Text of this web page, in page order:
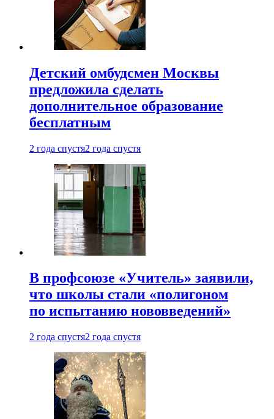
Детский омбудсмен Москвы
предложила сделать
дополнительное образование
бесплатным
2 года спустя2 года спустя
В профсоюзе «Учитель» заявили,
что школы стали «полигоном
по испытанию нововведений»
2 года спустя2 года спустя